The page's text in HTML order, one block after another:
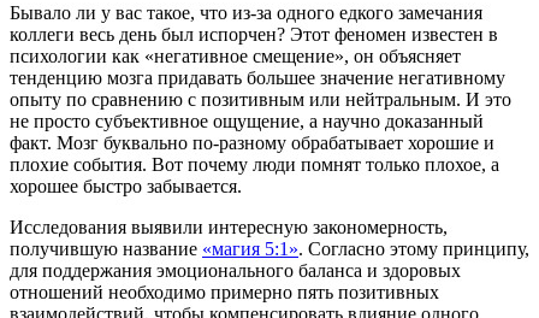
Бывало ли у вас такое, что из-за одного едкого замечания
коллеги весь день был испорчен? Этот феномен известен в
психологии как «негативное смещение», он объясняет
тенденцию мозга придавать большее значение негативному
опыту по сравнению с позитивным или нейтральным. И это
не просто субъективное ощущение, а научно доказанный
факт. Мозг буквально по-разному обрабатывает хорошие и
плохие события. Вот почему люди помнят только плохое, а
хорошее быстро забывается.
Исследования выявили интересную закономерность,
получившую название «магия 5:1». Согласно этому принципу,
для поддержания эмоционального баланса и здоровых
отношений необходимо примерно пять позитивных
взаимодействий, чтобы компенсировать влияние одного